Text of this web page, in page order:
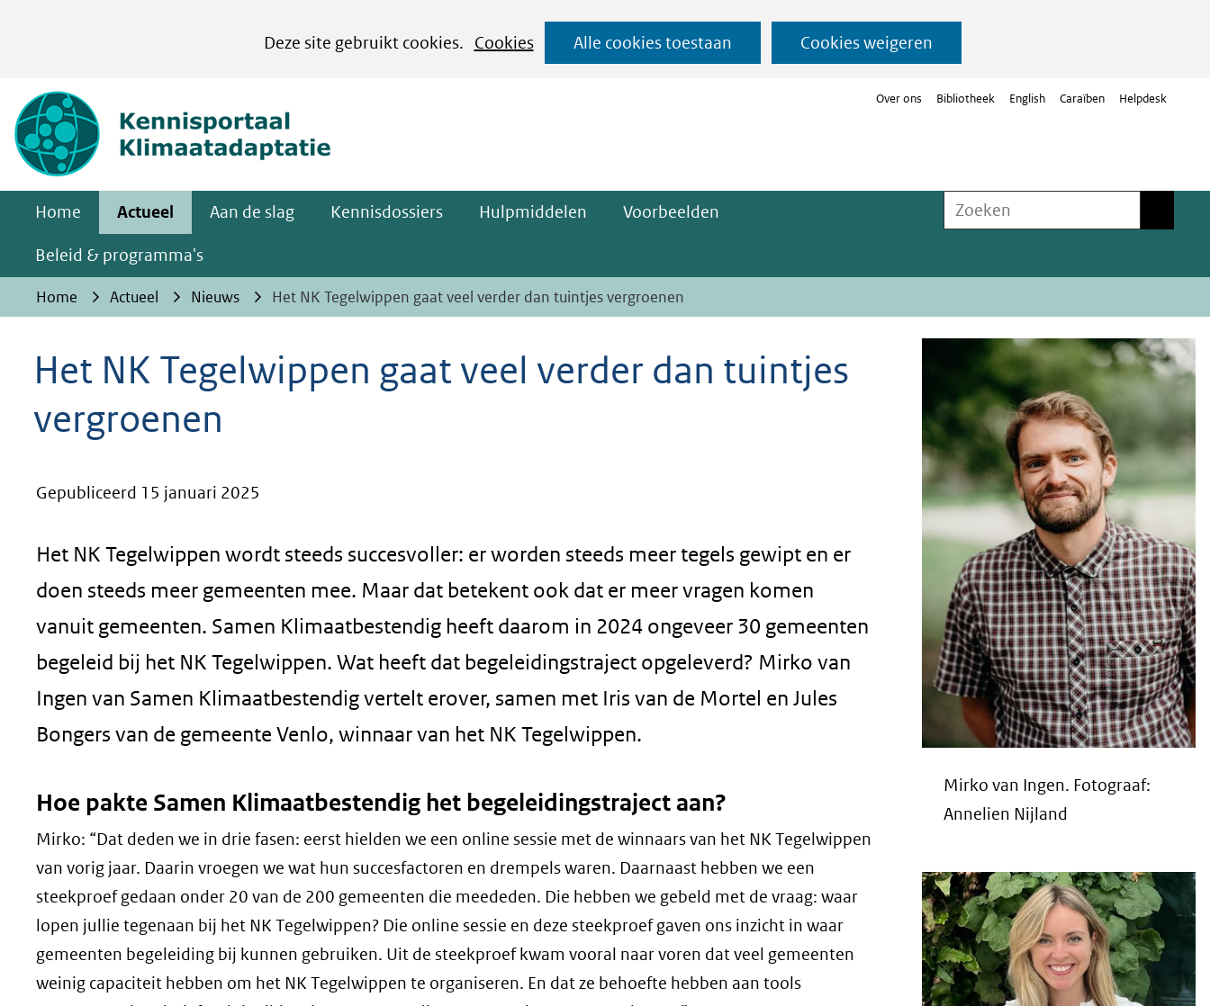
Deze site gebruikt cookies.
Cookies
kan
het
gebruik
van
cookies
deze
website
toegestaan
geweigerd.
Alle cookies toestaan Cookies weigeren
Ga
naar
Over ons Bibliotheek English Caraïben Helpdesk
Home Actueel Aan de slag Kennisdossiers Hulpmiddelen Voorbeelden
Beleid & programma's
Zoeken
Home Actueel Nieuws Het NK Tegelwippen gaat veel verder dan tuintjes vergroenen
Het NK Tegelwippen gaat veel verder dan tuintjes
vergroenen
Gepubliceerd 15 januari 2025
Het NK Tegelwippen wordt steeds succesvoller: er worden steeds meer tegels gewipt en er
doen steeds meer gemeenten mee. Maar dat betekent ook dat er meer vragen komen
vanuit gemeenten. Samen Klimaatbestendig heeft daarom in 2024 ongeveer 30 gemeenten
begeleid bij het NK Tegelwippen. Wat heeft dat begeleidingstraject opgeleverd? Mirko van
Ingen van Samen Klimaatbestendig vertelt erover, samen met Iris van de Mortel en Jules
Bongers van de gemeente Venlo, winnaar van het NK Tegelwippen.
Hoe pakte Samen Klimaatbestendig het begeleidingstraject aan?
Mirko: “Dat deden we in drie fasen: eerst hielden we een online sessie met de winnaars van het NK Tegelwippen
van vorig jaar. Daarin vroegen we wat hun succesfactoren en drempels waren. Daarnaast hebben we een
steekproef gedaan onder 20 van de 200 gemeenten die meededen. Die hebben we gebeld met de vraag: waar
lopen jullie tegenaan bij het NK Tegelwippen? Die online sessie en deze steekproef gaven ons inzicht in waar
gemeenten begeleiding bij kunnen gebruiken. Uit de steekproef kwam vooral naar voren dat veel gemeenten
weinig capaciteit hebben om het NK Tegelwippen te organiseren. En dat ze behoefte hebben aan tools
Mirko van Ingen. Fotograaf:
Annelien Nijland